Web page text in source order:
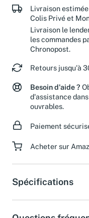
Livraison
Colis Privé et
Livraison le
les commandes
Chronopost.
Retours jusqu'à
Besoin d'aide ?
d'assistance
ouvrables.
Paiement
Acheter sur
Spécifications